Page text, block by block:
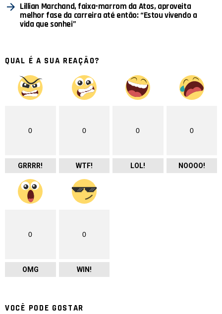
Lillian Marchand, faixa-marrom da Atos, aproveita
melhor fase da carreira até então: “Estou vivendo a
vida que sonhei”
QUAL É A SUA REAÇÃO?
0
GRRRR!
0
WTF!
0
LOL!
0
NOOOO!
0
OMG
0
WIN!
VOCÊ PODE GOSTAR